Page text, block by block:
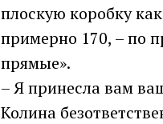
плоскую коробку
примерно 170, – по
прямые».
– Я принесла вам
Колина